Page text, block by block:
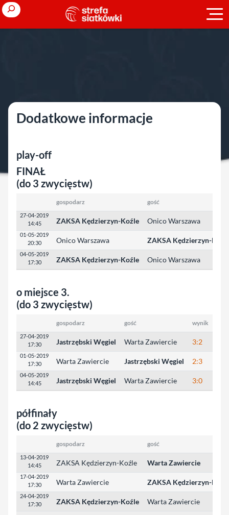
Przejdź
do
treści
Search
Dodatkowe informacje
play-off
FINAŁ
(do 3 zwycięstw)
gospodarz gość
27-04-2019
14:45
ZAKSA Kędzierzyn-Koźle Onico Warszawa
01-05-2019
20:30
Onico Warszawa ZAKSA Kędzierzyn-
04-05-2019
17:30
ZAKSA Kędzierzyn-Koźle Onico Warszawa
o miejsce 3.
(do 3 zwycięstw)
gospodarz gość wynik
27-04-2019
17:30
Jastrzębski Węgiel Warta Zawiercie 3:2
01-05-2019
17:30
Warta Zawiercie Jastrzębski Węgiel 2:3
04-05-2019
14:45
Jastrzębski Węgiel Warta Zawiercie 3:0
półfinały
(do 2 zwycięstw)
gospodarz gość
13-04-2019
14:45
ZAKSA Kędzierzyn-Koźle Warta Zawiercie
17-04-2019
17:30
Warta Zawiercie ZAKSA Kędzierzyn-
24-04-2019
17:30
ZAKSA Kędzierzyn-Koźle Warta Zawiercie